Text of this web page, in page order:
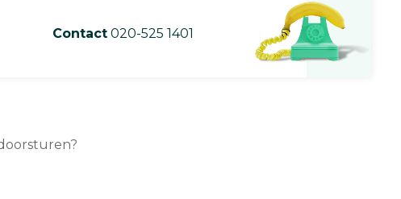
Contact 020-525 1401